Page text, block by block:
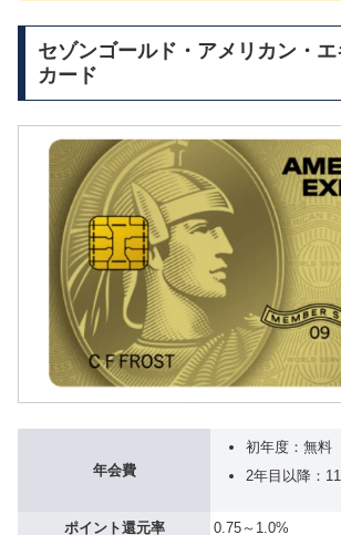
セゾンゴールド・アメリカン・エ
カード
年会費
初年度：無料
2年目以降：
ポイント還元率
0.75～1.0%